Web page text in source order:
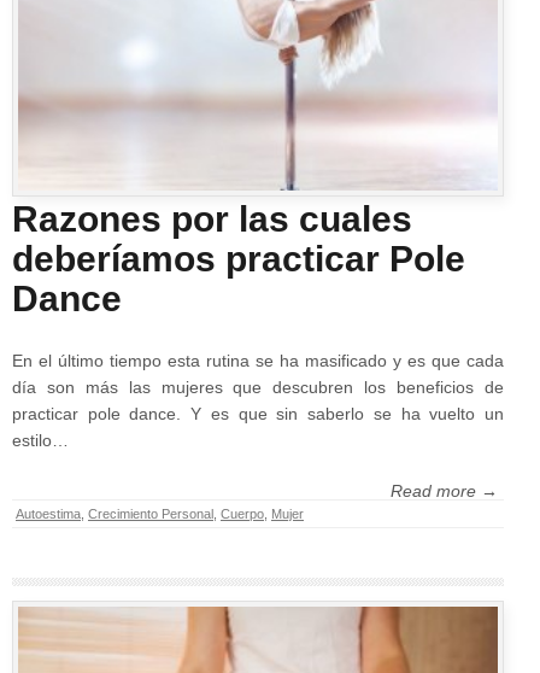
Razones por las cuales
deberíamos practicar Pole
Dance
En el último tiempo esta rutina se ha masificado y es que cada
día son más las mujeres que descubren los beneficios de
practicar pole dance. Y es que sin saberlo se ha vuelto un
estilo…
Read more →
Autoestima Crecimiento Personal Cuerpo Mujer